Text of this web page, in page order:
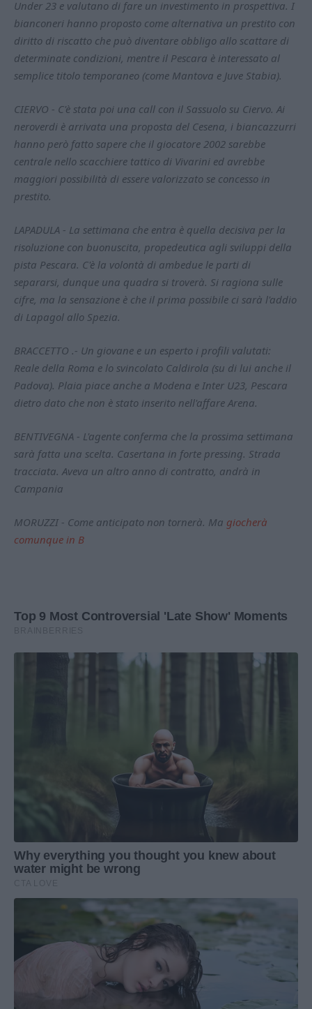
Under 23 e valutano di fare un investimento in prospettiva. I
bianconeri hanno proposto come alternativa un prestito con
diritto di riscatto che può diventare obbligo allo scattare di
determinate condizioni, mentre il Pescara è interessato al
semplice titolo temporaneo (come Mantova e Juve Stabia).
CIERVO - C'è stata poi una call con il Sassuolo su Ciervo. Ai
neroverdi è arrivata una proposta del Cesena, i biancazzurri
hanno però fatto sapere che il giocatore 2002 sarebbe
centrale nello scacchiere tattico di Vivarini ed avrebbe
maggiori possibilità di essere valorizzato se concesso in
prestito.
LAPADULA - La settimana che entra è quella decisiva per la
risoluzione con buonuscita, propedeutica agli sviluppi della
pista Pescara. C'è la volontà di ambedue le parti di
separarsi, dunque una quadra si troverà. Si ragiona sulle
cifre, ma la sensazione è che il prima possibile ci sarà l'addio
di Lapagol allo Spezia.
BRACCETTO .- Un giovane e un esperto i profili valutati:
Reale della Roma e lo svincolato Caldirola (su di lui anche il
Padova). Plaia piace anche a Modena e Inter U23, Pescara
dietro dato che non è stato inserito nell'affare Arena.
BENTIVEGNA - L'agente conferma che la prossima settimana
sarà fatta una scelta. Casertana in forte pressing. Strada
tracciata. Aveva un altro anno di contratto, andrà in
Campania
MORUZZI - Come anticipato non tornerà. Ma giocherà
comunque in B